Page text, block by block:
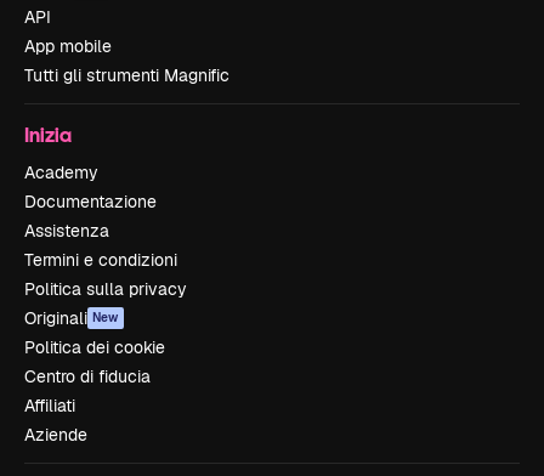
API
App mobile
Tutti gli strumenti Magnific
Inizia
Academy
Documentazione
Assistenza
Termini e condizioni
Politica sulla privacy
Originali New
Politica dei cookie
Centro di fiducia
Affiliati
Aziende